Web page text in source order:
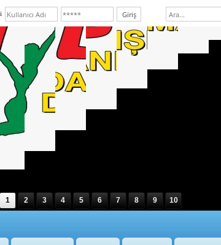
1 2 3 4 5 6 7 8 9 10